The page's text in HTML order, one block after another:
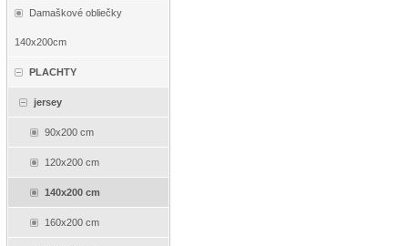
Damaškové obliečky
140x200cm
PLACHTY
jersey
90x200 cm
120x200 cm
140x200 cm
160x200 cm